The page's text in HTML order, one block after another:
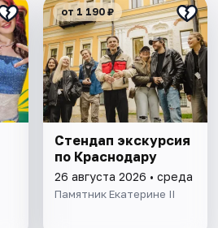
от 1 190 ₽
Стендап экскурсия
по Краснодару
26 августа 2026 • среда
Памятник Екатерине II